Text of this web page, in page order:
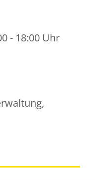
- 18:00 Uhr